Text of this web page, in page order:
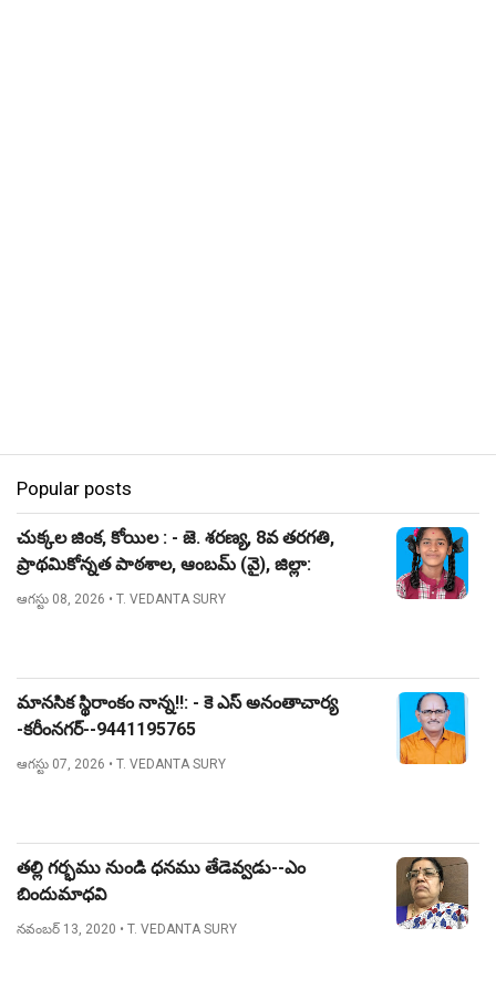
Popular posts
చుక్కల జింక, కోయిల : - జె. శరణ్య, 8వ తరగతి,
ప్రాథమికోన్నత పాఠశాల, ఆంబమ్ (వై), జిల్లా:
నిజామాబాద్.
ఆగస్టు 08, 2026 • T. VEDANTA SURY
మానసిక స్థిరాంకం నాన్న!!: - కె ఎస్ అనంతాచార్య
-కరీంనగర్--9441195765
ఆగస్టు 07, 2026 • T. VEDANTA SURY
తల్లి గర్భము నుండి ధనము తేడెవ్వడు--ఎం
బిందుమాధవి
నవంబర్ 13, 2020 • T. VEDANTA SURY